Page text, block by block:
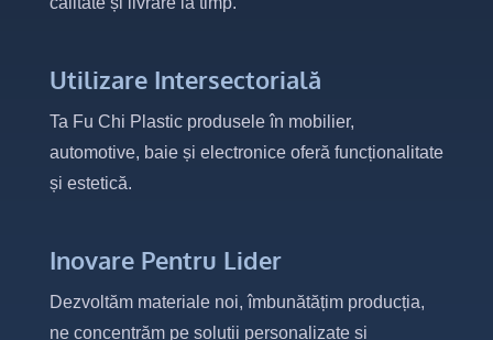
Utilizare Intersectorială
Ta Fu Chi Plastic produsele în mobilier,
automotive, baie și electronice oferă funcționalitate
și estetică.
Inovare Pentru Lider
Dezvoltăm materiale noi, îmbunătățim producția,
ne concentrăm pe soluții personalizate și